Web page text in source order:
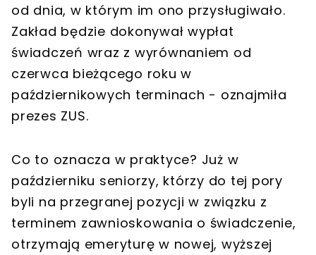
od dnia, w którym im ono przysługiwało.
Zakład będzie dokonywał wypłat
świadczeń wraz z wyrównaniem od
czerwca bieżącego roku w
październikowych terminach - oznajmiła
prezes ZUS.
Co to oznacza w praktyce? Już w
październiku seniorzy, którzy do tej pory
byli na przegranej pozycji w związku z
terminem zawnioskowania o świadczenie,
otrzymają emeryturę w nowej, wyższej